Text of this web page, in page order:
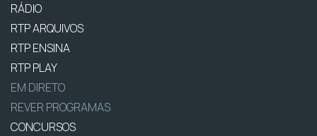
RÁDIO
RTP ARQUIVOS
RTP ENSINA
RTP PLAY
EM DIRETO
REVER PROGRAMAS
CONCURSOS